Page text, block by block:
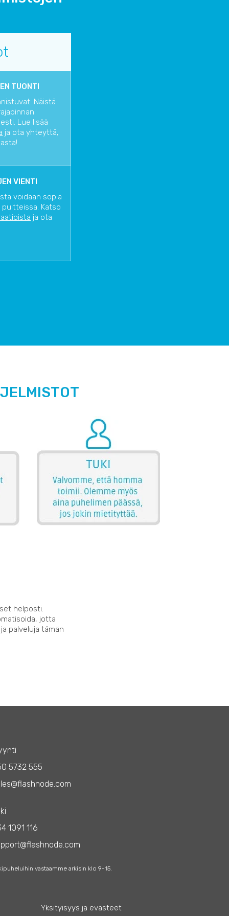
TUONTI
Näistä
Lue lisää
ja ota yhteyttä,
VIENTI
voidaan sopia
Katso
ja ota
helposti.
jotta
palveluja tämän
5732 555
1091 116
vastaamme arkisin klo 9-15.
Yksityisyys ja evästeet